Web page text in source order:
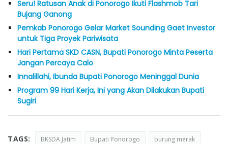
Seru! Ratusan Anak di Ponorogo Ikuti Flashmob Tari
Bujang Ganong
Pemkab Ponorogo Gelar Market Sounding Gaet Investor
untuk Tiga Proyek Pariwisata
Hari Pertama SKD CASN, Bupati Ponorogo Minta Peserta
Jangan Percaya Calo
Innalillahi, Ibunda Bupati Ponorogo Meninggal Dunia
Program 99 Hari Kerja, Ini yang Akan Dilakukan Bupati
Sugiri
TAGS: BKSDA Jatim Bupati Ponorogo burung merak